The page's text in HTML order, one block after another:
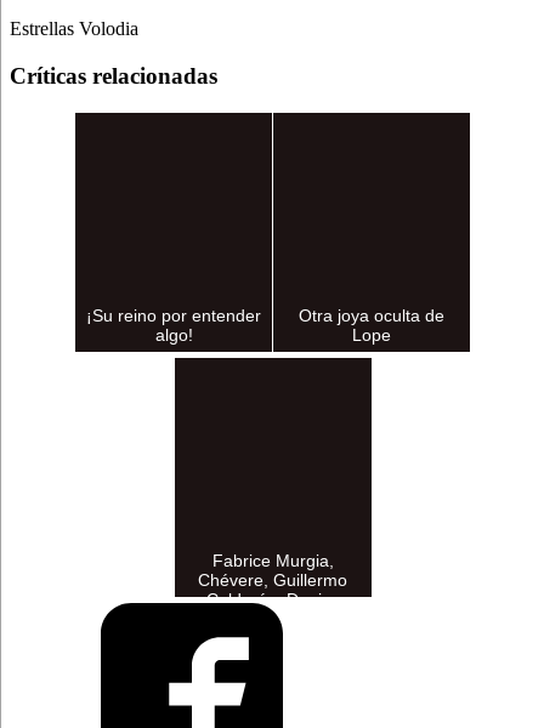
Estrellas Volodia
Críticas relacionadas
¡Su reino por entender
algo!
Otra joya oculta de
Lope
Fabrice Murgia,
Chévere, Guillermo
Calderón, Denise
Despeyroux y Matarile,
en la temporada 2021-
2022...